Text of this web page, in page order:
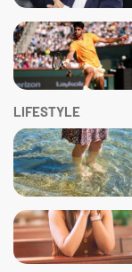
LIFESTYLE